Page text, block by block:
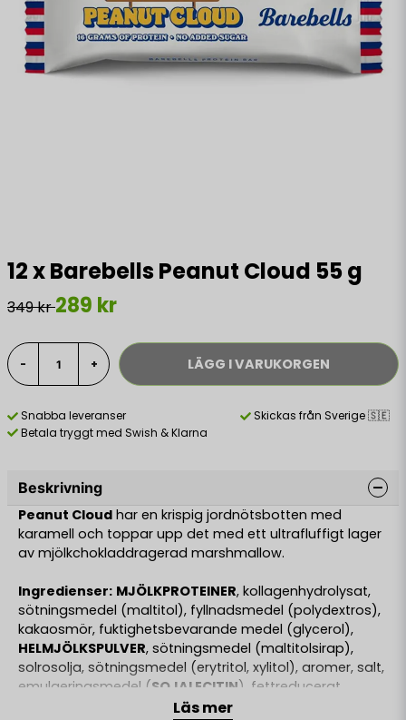
12 x Barebells Peanut Cloud 55 g
349 kr289 kr
- + LÄGG I VARUKORGEN
Snabba leveranser
Skickas från Sverige 🇸🇪
Betala tryggt med Swish & Klarna
Beskrivning
Peanut Cloud har en krispig jordnötsbotten med
karamell och toppar upp det med ett ultrafluffigt lager
av mjölkchokladdragerad marshmallow.
Ingredienser: MJÖLKPROTEINER, kollagenhydrolysat,
sötningsmedel (maltitol), fyllnadsmedel (polydextros),
kakaosmör, fuktighetsbevarande medel (glycerol),
HELMJÖLKSPULVER, sötningsmedel (maltitolsirap),
solrosolja, sötningsmedel (erytritol, xylitol), aromer, salt,
emulgeringsmedel (SOJALECITIN), fettreducerat
kakaopulver, kanel, sötningsmedel (sukralos), färgämne
Läs mer